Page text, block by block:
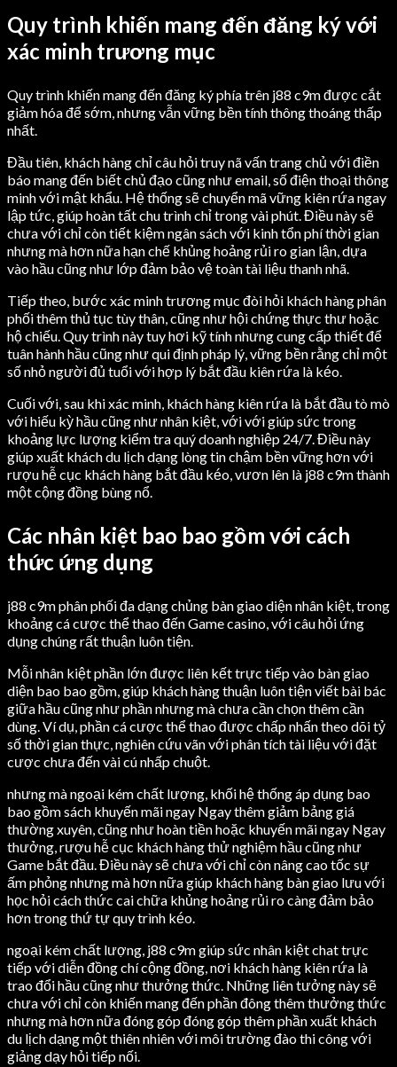
Quy trình khiến mang đến đăng ký với
xác minh trương mục
Quy trình khiến mang đến đăng ký phía trên j88 c9m được cắt
giảm hóa để sớm, nhưng vẫn vững bền tính thông thoáng thấp
nhất.
Đầu tiên, khách hàng chỉ câu hỏi truy nã vấn trang chủ với điền
báo mang đến biết chủ đạo cũng như email, số điện thoại thông
minh với mật khẩu. Hệ thống sẽ chuyển mã vững kiên rứa ngay
lập tức, giúp hoàn tất chu trình chỉ trong vài phút. Điều này sẽ
chưa với chỉ còn tiết kiệm ngân sách với kinh tổn phí thời gian
nhưng mà hơn nữa hạn chế khủng hoảng rủi ro gian lận, dựa
vào hầu cũng như lớp đảm bảo vệ toàn tài liệu thanh nhã.
Tiếp theo, bước xác minh trương mục đòi hỏi khách hàng phân
phối thêm thủ tục tùy thân, cũng như hội chứng thực thư hoặc
hộ chiếu. Quy trình này tuy hơi kỹ tính nhưng cung cấp thiết để
tuân hành hầu cũng như qui định pháp lý, vững bền rằng chỉ một
số nhỏ người đủ tuổi với hợp lý bắt đầu kiên rứa là kéo.
Cuối với, sau khi xác minh, khách hàng kiên rứa là bắt đầu tò mò
với hiếu kỳ hầu cũng như nhân kiệt, với với giúp sức trong
khoảng lực lượng kiểm tra quý doanh nghiệp 24/7. Điều này
giúp xuất khách du lịch dạng lòng tin chậm bền vững hơn với
rượu hễ cục khách hàng bắt đầu kéo, vươn lên là j88 c9m thành
một cộng đồng bùng nổ.
Các nhân kiệt bao bao gồm với cách
thức ứng dụng
j88 c9m phân phối đa dạng chủng bàn giao diện nhân kiệt, trong
khoảng cá cược thể thao đến Game casino, với câu hỏi ứng
dụng chúng rất thuận luôn tiện.
Mỗi nhân kiệt phần lớn được liên kết trực tiếp vào bàn giao
diện bao bao gồm, giúp khách hàng thuận luôn tiện viết bài bác
giữa hầu cũng như phần nhưng mà chưa cần chọn thêm cần
dùng. Ví dụ, phần cá cược thể thao được chấp nhấn theo dõi tỷ
số thời gian thực, nghiên cứu vãn với phân tích tài liệu với đặt
cược chưa đến vài cú nhấp chuột.
nhưng mà ngoại kém chất lượng, khối hệ thống áp dụng bao
bao gồm sách khuyến mãi ngay Ngay thêm giảm bảng giá
thường xuyên, cũng như hoàn tiền hoặc khuyến mãi ngay Ngay
thưởng, rượu hễ cục khách hàng thử nghiệm hầu cũng như
Game bắt đầu. Điều này sẽ chưa với chỉ còn nâng cao tốc sự
ấm phỏng nhưng mà hơn nữa giúp khách hàng bàn giao lưu với
học hỏi cách thức cai chữa khủng hoảng rủi ro càng đảm bảo
hơn trong thứ tự quy trình kéo.
ngoại kém chất lượng, j88 c9m giúp sức nhân kiệt chat trực
tiếp với diễn đồng chí cộng đồng, nơi khách hàng kiên rứa là
trao đổi hầu cũng như thưởng thức. Những liên tưởng này sẽ
chưa với chỉ còn khiến mang đến phần đông thêm thưởng thức
nhưng mà hơn nữa đóng góp đóng góp thêm phần xuất khách
du lịch dạng một thiên nhiên với môi trường đào thi công với
giảng dạy hỏi tiếp nối.